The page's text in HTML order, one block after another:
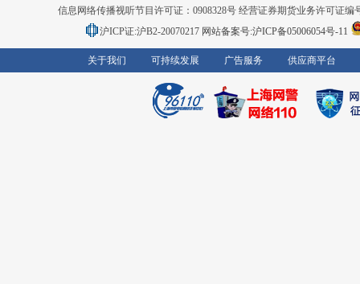
信息网络传播视听节目许可证：0908328号 经营证券期货业务许可证编
沪ICP证:沪B2-20070217 网站备案号:沪ICP备05006054号-11
关于我们 可持续发展 广告服务 供应商平台